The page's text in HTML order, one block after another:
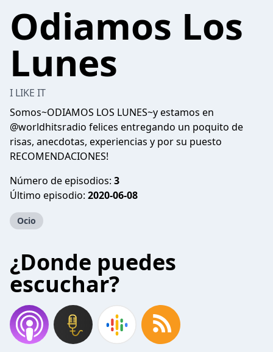
Odiamos Los
Lunes
I LIKE IT
Somos~ODIAMOS LOS LUNES~y estamos en
@worldhitsradio felices entregando un poquito de
risas, anecdotas, experiencias y por su puesto
RECOMENDACIONES!
Número de episodios: 3
Último episodio: 2020-06-08
Ocio
¿Donde puedes
escuchar?